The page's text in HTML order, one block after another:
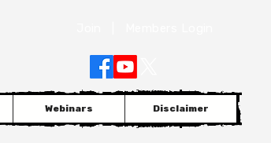
Webinars Disclaimer